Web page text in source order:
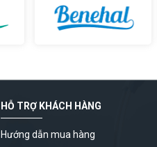
HỖ TRỢ KHÁCH HÀNG
Hướng dẫn mua hàng